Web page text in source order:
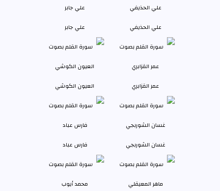
علي الحذيفي علي جابر
عمر القزابري العيون الكوشي
غسان الشوربجي فارس عباد